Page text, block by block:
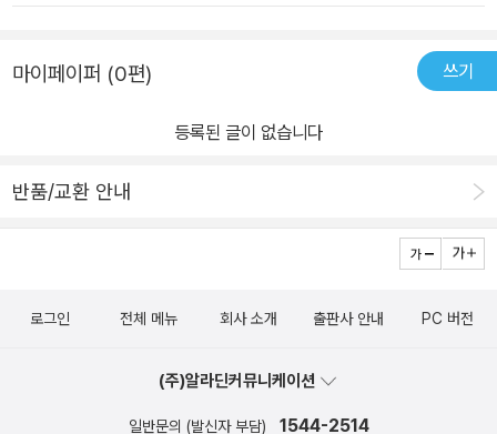
이다.이야기 자체는 참 재미있는데.... 이들이 결국 세계 경제 대공황
설의 마녀처럼 느껴졌다고 할까나...눈 앞에 존재하지는 않아도 느껴
마 세계 대공황이 또 오는 건 아니겠지...상상만 해도 무섭다.
마이페이퍼 (0편) 쓰기
등록된 글이 없습니다
반품/교환 안내
로그인 전체 메뉴 회사 소개 출판사 안내 PC 버전
(주)알라딘커뮤니케이션
일반문의 (발신자 부담) 1544-2514